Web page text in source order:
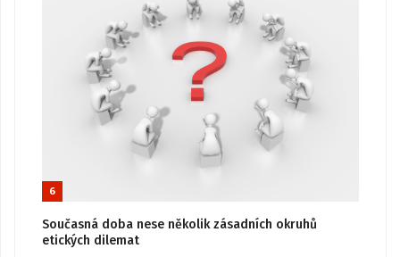
6
Současná doba nese několik zásadních okruhů
etických dilemat